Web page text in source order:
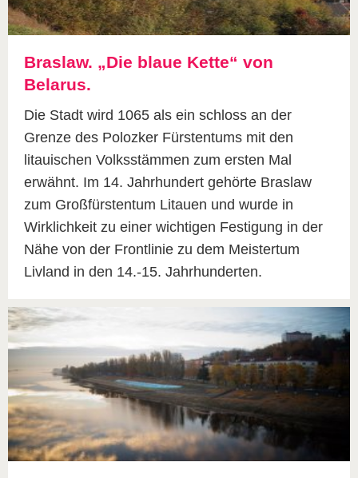
Braslaw. „Die blaue Kette“ von
Belarus.
Die Stadt wird 1065 als ein schloss an der
Grenze des Polozker Fürstentums mit den
litauischen Volksstämmen zum ersten Mal
erwähnt. Im 14. Jahrhundert gehörte Braslaw
zum Großfürstentum Litauen und wurde in
Wirklichkeit zu einer wichtigen Festigung in der
Nähe von der Frontlinie zu dem Meistertum
Livland in den 14.-15. Jahrhunderten.